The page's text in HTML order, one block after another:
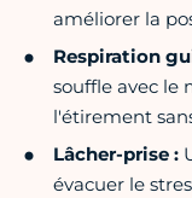
améliorer la
Respiration
souffle avec le
l'étirement
Lâcher-prise :
évacuer le